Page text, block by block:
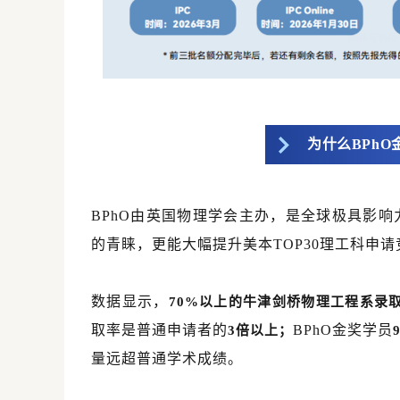
为什么BPhO
BPhO由英国物理学会主办，是全球极具影
的青睐，更能大幅提升美本TOP30理工科申请
数据显示， 70%以上的牛津剑桥物理工程系录
取率是普通申请者的3倍以上； BPhO金奖学员
量远超普通学术成绩。